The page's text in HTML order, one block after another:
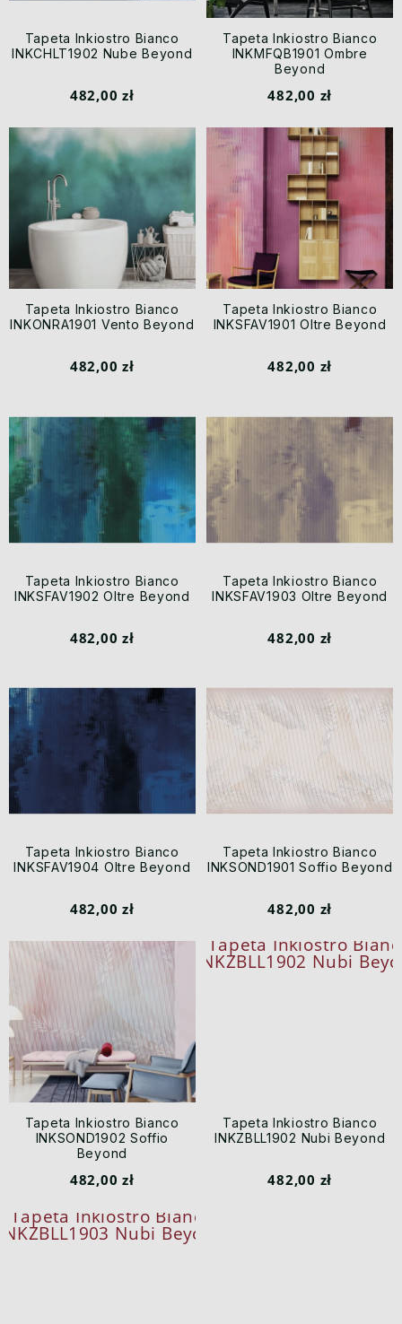
Tapeta Inkiostro Bianco
INKCHLT1902 Nube Beyond
482,00 zł
Tapeta Inkiostro Bianco
INKMFQB1901 Ombre
Beyond
482,00 zł
Tapeta Inkiostro Bianco
INKONRA1901 Vento Beyond
482,00 zł
Tapeta Inkiostro Bianco
INKSFAV1901 Oltre Beyond
482,00 zł
Tapeta Inkiostro Bianco
INKSFAV1902 Oltre Beyond
482,00 zł
Tapeta Inkiostro Bianco
INKSFAV1903 Oltre Beyond
482,00 zł
Tapeta Inkiostro Bianco
INKSFAV1904 Oltre Beyond
482,00 zł
Tapeta Inkiostro Bianco
INKSOND1901 Soffio Beyond
482,00 zł
Tapeta Inkiostro Bianco
INKSOND1902 Soffio
Beyond
482,00 zł
Tapeta Inkiostro Bianco
INKZBLL1902 Nubi Beyond
482,00 zł